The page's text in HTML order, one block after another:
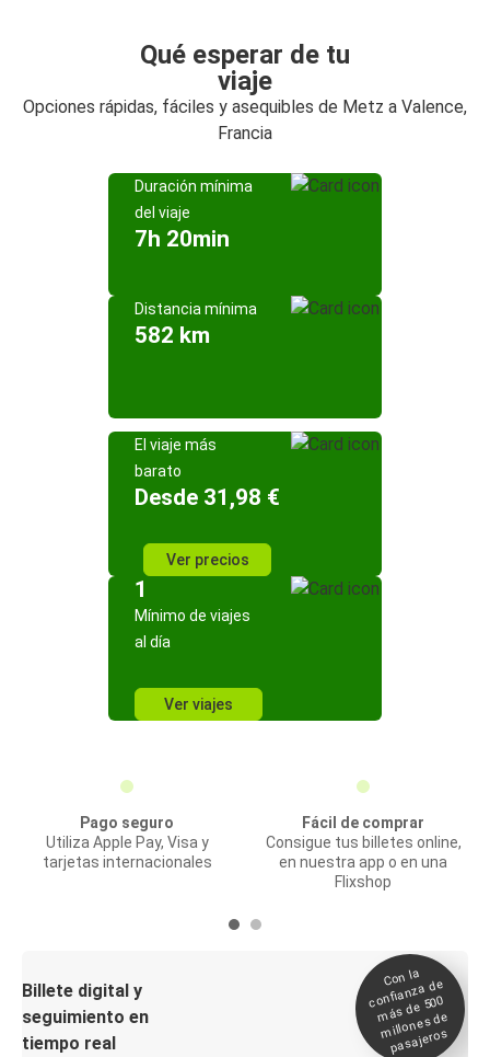
Qué esperar de tu
viaje
Opciones rápidas, fáciles y asequibles de Metz a Valence,
Francia
Duración mínima
del viaje
7h 20min
Distancia mínima
582 km
El viaje más
barato
Desde 31,98 €
Ver precios
1
Mínimo de viajes
al día
Ver viajes
Pago seguro
Utiliza Apple Pay, Visa y
tarjetas internacionales
Fácil de comprar
Consigue tus billetes online,
en nuestra app o en una
Flixshop
Billete digital y
seguimiento en
tiempo real
Con la
confianza de
más de 500
millones de
pasajeros